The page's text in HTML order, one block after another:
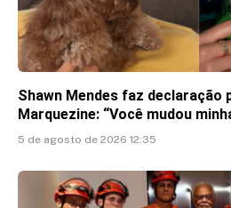
Shawn Mendes faz declaração
Marquezine: “Você mudou
5 de agosto de 2026 12:35